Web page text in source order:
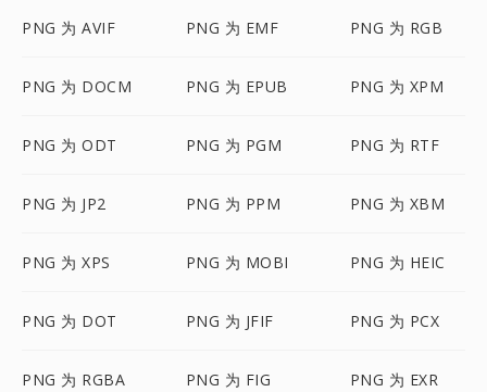
PNG 为 AVIF PNG 为 EMF PNG 为 RGB
PNG 为 DOCM PNG 为 EPUB PNG 为 XPM
PNG 为 ODT PNG 为 PGM PNG 为 RTF
PNG 为 JP2 PNG 为 PPM PNG 为 XBM
PNG 为 XPS PNG 为 MOBI PNG 为 HEIC
PNG 为 DOT PNG 为 JFIF PNG 为 PCX
PNG 为 RGBA PNG 为 FIG PNG 为 EXR